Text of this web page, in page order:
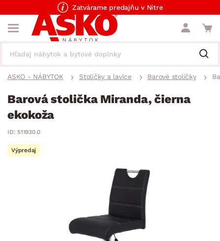
Zatvárame predajňu v Nitre
ASKO - NÁBYTOK Stoličky a lavice Barové stoličky
Barová stolička Miranda, čierna
ekokoža
ID: 511930.0
Výpredaj